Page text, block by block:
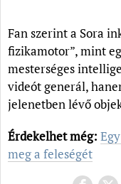
Fan szerint a Sora
fizikamotor”, mint
mesterséges
videót generál,
jelenetben lévő
Érdekelhet még:
meg a feleségét